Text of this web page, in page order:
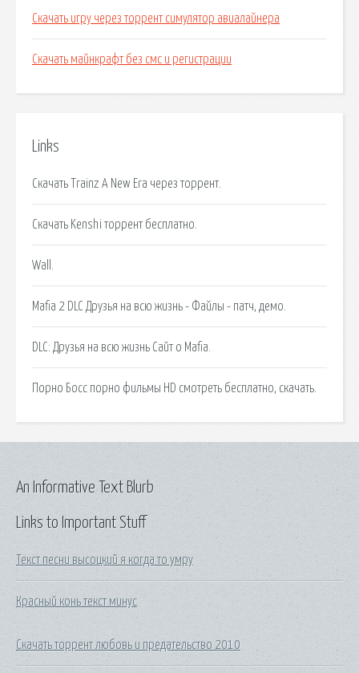
Скачать игру через торрент симулятор авиалайнера
Скачать майнкрафт без смс и регистрации
Links
Скачать Trainz A New Era через торрент.
Скачать Kenshi торрент бесплатно.
Wall.
Mafia 2 DLC Друзья на всю жизнь - Файлы - патч, демо.
DLC: Друзья на всю жизнь Сайт о Mafia.
Порно Босс порно фильмы HD смотреть бесплатно, скачать.
Links to Important Stuff
Текст песни высоцкий я когда то умру
Красный конь текст минус
Скачать торрент любовь и предательство 2010
An Informative Text Blurb